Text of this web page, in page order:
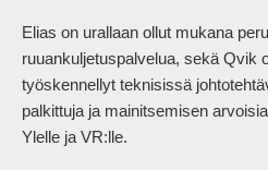
Elias on urallaan ollut mukana
ruuankuljetuspalvelua, sekä Qvik
työskennellyt teknisissä
palkittuja ja mainitsemisen
Ylelle ja VR:lle.